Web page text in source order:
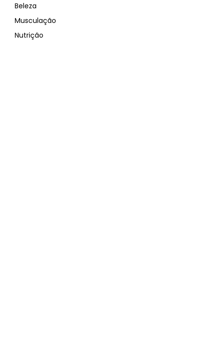
Beleza
Musculação
Nutrição